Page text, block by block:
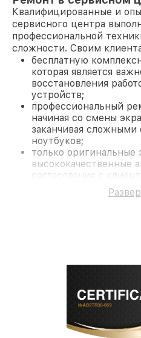
Квалифицированные и
сервисного центра
профессиональной
сложности. Своим
бесплатную
которая является
восстановления
устройств;
профессиональный
начиная со смены
заканчивая
ноутбуков;
только оригинальные
высококачественные
согласования с
На все работы и
предоставляется
современное
лицензированное ПО
диагностических
собственный склад